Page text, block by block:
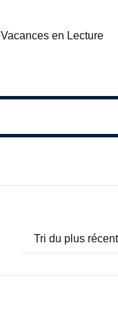
Vacances en Lecture
Tri du plus